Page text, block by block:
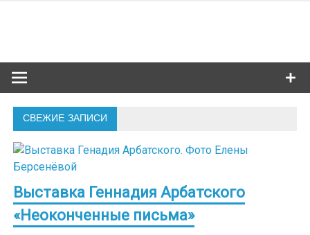
СВЕЖИЕ ЗАПИСИ
Выставка Геннадия Арбатского
«Неоконченные письма»